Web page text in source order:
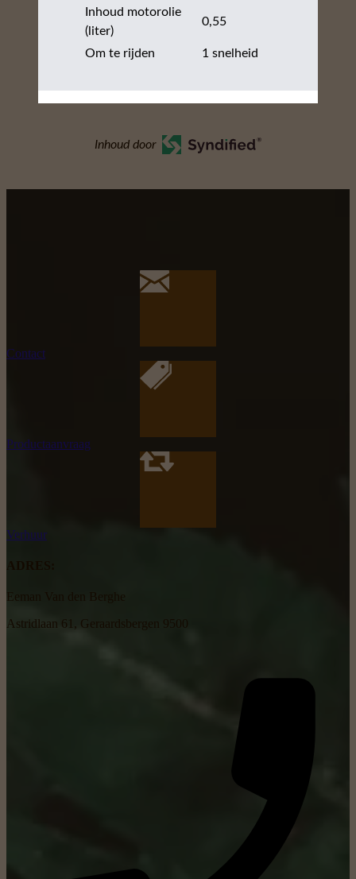
Inhoud motorolie
(liter)
0,55
Om te rijden 1 snelheid
Inhoud door
Contact
Productaanvraag
Verhuur
Astridlaan 61, Geraardsbergen 9500